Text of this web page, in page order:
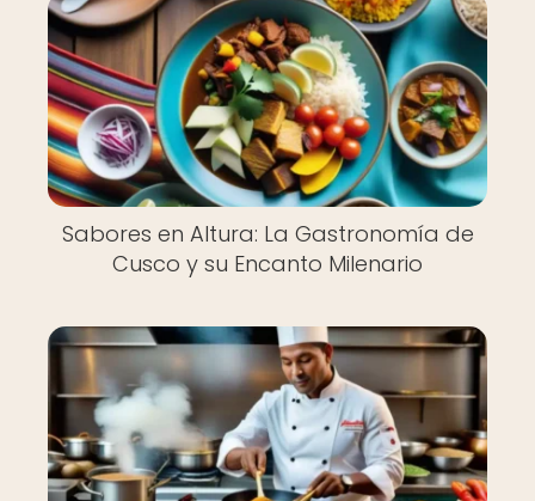
Sabores en Altura: La Gastronomía de
Cusco y su Encanto Milenario